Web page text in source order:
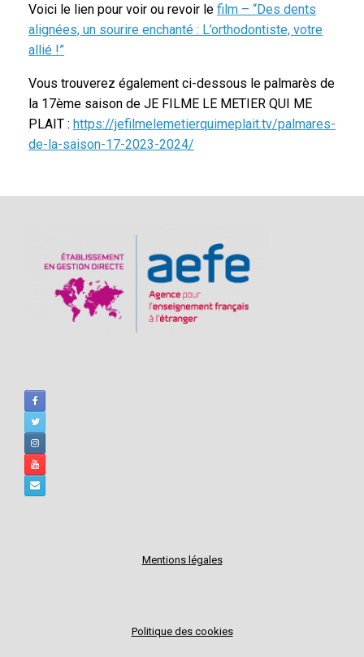
Voici le lien pour voir ou revoir le film – “Des dents
alignées, un sourire enchanté : L’orthodontiste, votre
allié !”
Vous trouverez également ci-dessous le palmarès de
la 17ème saison de JE FILME LE METIER QUI ME
PLAIT : https://jefilmelemetierquimeplait.tv/palmares-
de-la-saison-17-2023-2024/
Mentions légales
Politique des cookies